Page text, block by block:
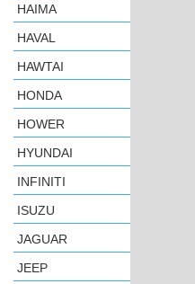
HAIMA
HAVAL
HAWTAI
HONDA
HOWER
HYUNDAI
INFINITI
ISUZU
JAGUAR
JEEP